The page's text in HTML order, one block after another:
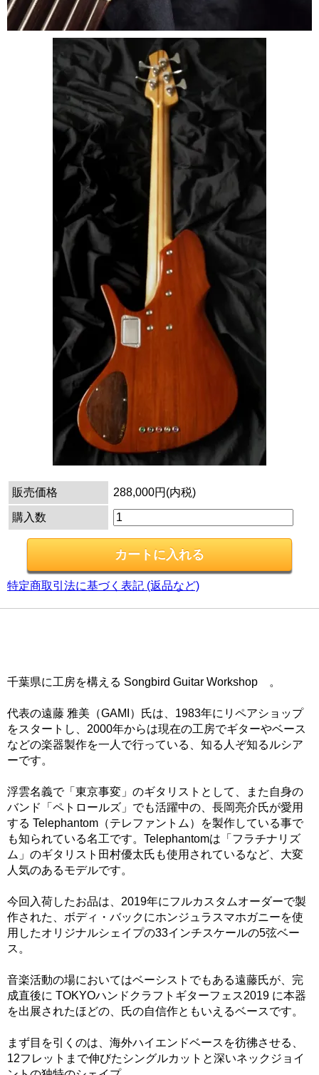
販売価格 288,000円(内税)
購入数
特定商取引法に基づく表記 (返品など)
千葉県に工房を構える Songbird Guitar Workshop 。
代表の遠藤 雅美（GAMI）氏は、1983年にリペアショップ
をスタートし、2000年からは現在の工房でギターやベース
などの楽器製作を一人で行っている、知る人ぞ知るルシア
ーです。
浮雲名義で「東京事変」のギタリストとして、また自身の
バンド「ペトロールズ」でも活躍中の、長岡亮介氏が愛用
する Telephantom（テレファントム）を製作している事で
も知られている名工です。Telephantomは「フラチナリズ
ム」のギタリスト田村優太氏も使用されているなど、大変
人気のあるモデルです。
今回入荷したお品は、2019年にフルカスタムオーダーで製
作された、ボディ・バックにホンジュラスマホガニーを使
用したオリジナルシェイプの33インチスケールの5弦ベー
ス。
音楽活動の場においてはベーシストでもある遠藤氏が、完
成直後に TOKYOハンドクラフトギターフェス2019 に本器
を出展されたほどの、氏の自信作ともいえるベースです。
まず目を引くのは、海外ハイエンドベースを彷彿させる、
12フレットまで伸びたシングルカットと深いネックジョイ